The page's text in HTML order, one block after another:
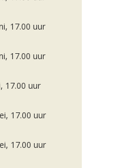
17.00 uur
17.00 uur
17.00 uur
17.00 uur
17.00 uur